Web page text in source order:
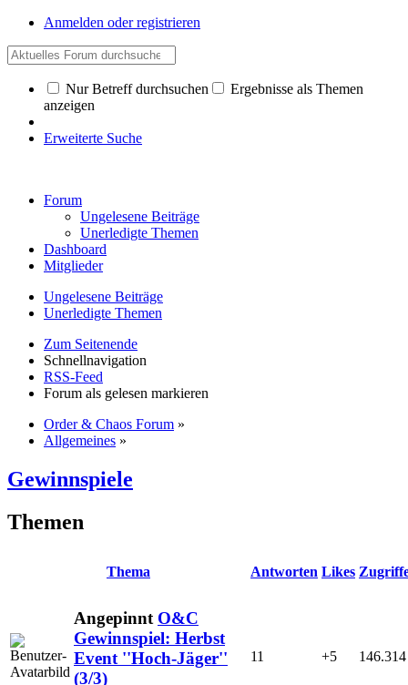
Anmelden oder registrieren
Nur Betreff durchsuchen
Ergebnisse als Themen
anzeigen
Erweiterte Suche
Forum
Ungelesene Beiträge
Unerledigte Themen
Dashboard
Mitglieder
Ungelesene Beiträge
Unerledigte Themen
Zum Seitenende
Schnellnavigation
RSS-Feed
Forum als gelesen markieren
Order & Chaos Forum »
Allgemeines »
Gewinnspiele
Themen
Thema Antworten Likes
Angepinnt O&C
Gewinnspiel: Herbst
Event ''Hoch-Jäger''
(3/3)
11 +5 146.314